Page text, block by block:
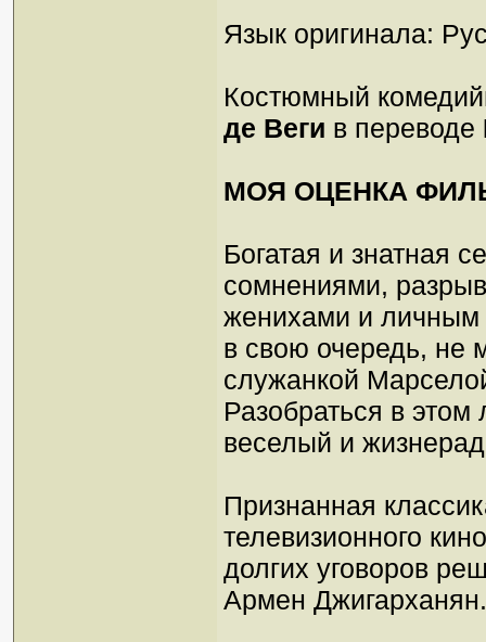
Язык оригинала:
Костюмный
де Веги в переводе
МОЯ ОЦЕНКА
Богатая и знатная
сомнениями,
женихами и личным
в свою очередь, не
служанкой
Разобраться в этом
веселый и
Признанная
телевизионного
долгих уговоров
Армен Джигарханян.